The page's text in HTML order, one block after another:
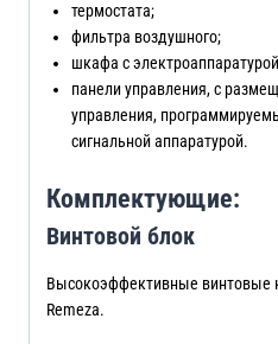
термостата;
фильтра воздушного;
шкафа с
панели управления, с
управления,
сигнальной аппаратурой.
Комплектующие:
Винтовой блок
Высокоэффективные винтовые
Remeza.